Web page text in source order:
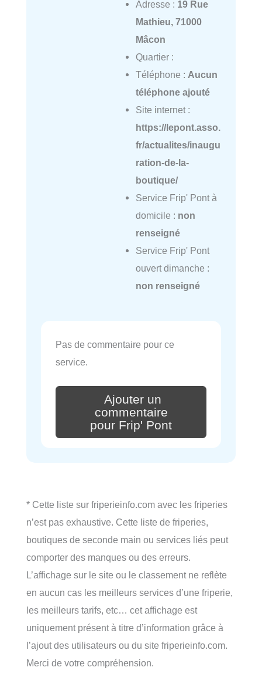
Adresse : 19 Rue
Mathieu, 71000
Mâcon
Quartier :
Téléphone : Aucun
téléphone ajouté
Site internet :
https://lepont.asso.
fr/actualites/inaugu
ration-de-la-
boutique/
Service Frip' Pont à
domicile : non
renseigné
Service Frip' Pont
ouvert dimanche :
non renseigné
Pas de commentaire pour ce
service.
Ajouter un
commentaire
pour Frip' Pont
* Cette liste sur friperieinfo.com avec les friperies
n’est pas exhaustive. Cette liste de friperies,
boutiques de seconde main ou services liés peut
comporter des manques ou des erreurs.
L’affichage sur le site ou le classement ne reflète
en aucun cas les meilleurs services d’une friperie,
les meilleurs tarifs, etc… cet affichage est
uniquement présent à titre d’information grâce à
l’ajout des utilisateurs ou du site friperieinfo.com.
Merci de votre compréhension.